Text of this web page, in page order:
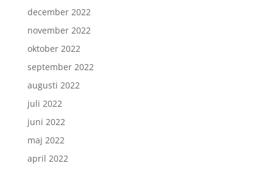
december 2022
november 2022
oktober 2022
september 2022
augusti 2022
juli 2022
juni 2022
maj 2022
april 2022